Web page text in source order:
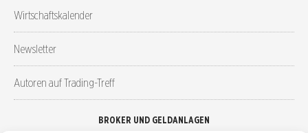
Wirtschaftskalender
Newsletter
Autoren auf Trading-Treff
BROKER UND GELDANLAGEN